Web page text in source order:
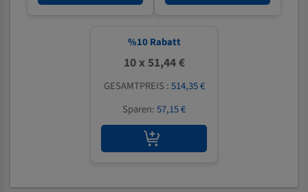
%10 Rabatt
10 x 51,44 €
GESAMTPREIS :514,35 €
Sparen:57,15 €